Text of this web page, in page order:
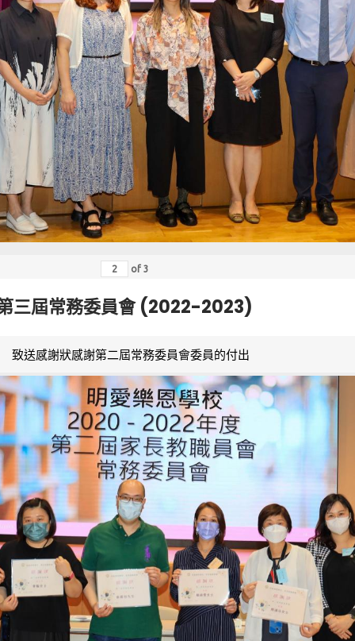
of 3
三屆常務委員會 (2022-2023)
致送感謝狀感謝第二屆常務委員會委員的付出